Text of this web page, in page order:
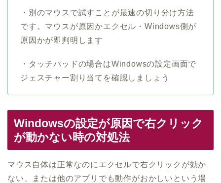
・別のマウスで試すことが最速の切り分け方法
です。マウスが原因かエクセル・Windows側が
原因かが即判明します
・タッチパッドの場合はWindowsの設定画面で
ジェスチャー割り当てを確認しましょう
Windowsの設定が原因で右クリック
が動かない時の対処法
マウス自体は正常なのにエクセルで右クリックが効か
ない、または他のアプリでも動作がおかしいという場